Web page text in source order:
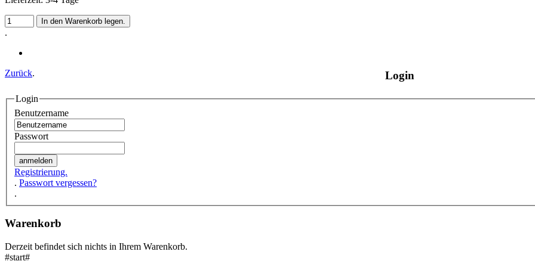
.
Zurück. Login
Login
Benutzername
Passwort
Registrierung.
. Passwort vergessen?
.
Warenkorb
Derzeit befindet sich nichts in Ihrem Warenkorb.
#start#